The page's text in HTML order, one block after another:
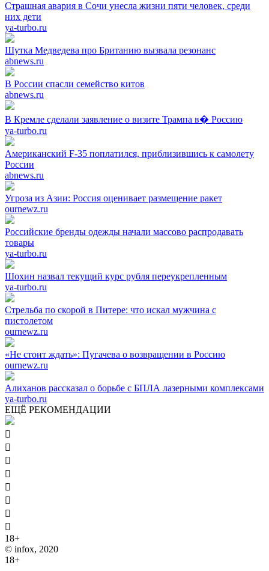
Страшная авария в Сочи унесла жизни пяти человек, среди
них дети
ya-turbo.ru
Шутка Медведева про Британию вызвала резонанс
abnews.ru
В России спасли семейство китов
abnews.ru
В Кремле сделали заявление о визите Трампа в� Россию
ya-turbo.ru
Американский F-35 поплатился, приблизившись к самолету
России
abnews.ru
Угроза из Азии: Россия оценивает размещение ракет
ournewz.ru
Российские бренды одежды начали массово распродавать
товары
ya-turbo.ru
Шохин назвал текущий курс рубля переукрепленным
ya-turbo.ru
Стрельба по скорой в Питере: что искал мужчина с
пистолетом
ournewz.ru
«Не стоит ждать»: Пугачева о возвращении в Россию
ournewz.ru
Алиханов рассказал о борьбе с БПЛА лазерными комплексами
ya-turbo.ru
ЕЩЁ РЕКОМЕНДАЦИИ








18+
© infox, 2020
18+